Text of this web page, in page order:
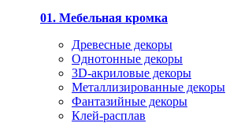
01. Мебельная кромка
Древесные декоры
Однотонные декоры
3D-акриловые декоры
Металлизированные декоры
Фантазийные декоры
Клей-расплав